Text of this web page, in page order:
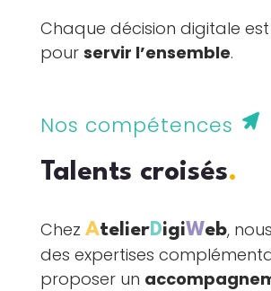
Chaque décision digitale
pour servir l’ensemble.
Nos compétences
Talents croisés.
Chez AtelierDigiWeb,
des expertises
proposer un